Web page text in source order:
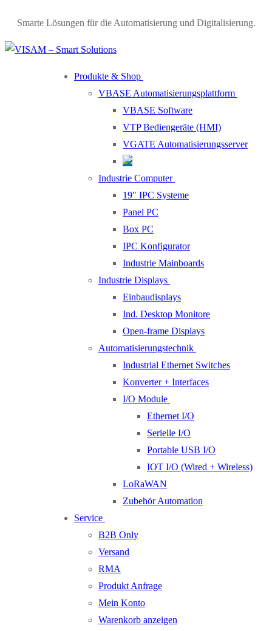
content
Smarte Lösungen für die Automatisierung und Digitalisierung.
Produkte & Shop
VBASE Automatisierungsplattform
VBASE Software
VTP Bediengeräte (HMI)
VGATE Automatisierungsserver
Industrie Computer
19″ IPC Systeme
Panel PC
Box PC
IPC Konfigurator
Industrie Mainboards
Industrie Displays
Einbaudisplays
Ind. Desktop Monitore
Open-frame Displays
Automatisierungstechnik
Industrial Ethernet Switches
Konverter + Interfaces
I/O Module
Ethernet I/O
Serielle I/O
Portable USB I/O
IOT I/O (Wired + Wireless)
LoRaWAN
Zubehör Automation
Service
B2B Only
Versand
RMA
Produkt Anfrage
Mein Konto
Warenkorb anzeigen